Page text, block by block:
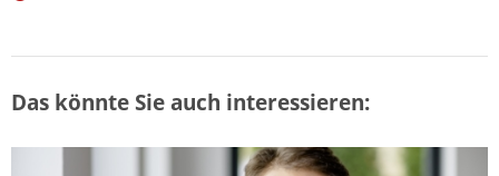
Das könnte Sie auch interessieren: